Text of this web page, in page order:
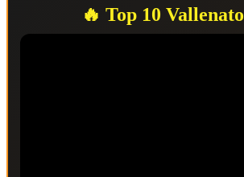
🔥 Top 10 Vallenato